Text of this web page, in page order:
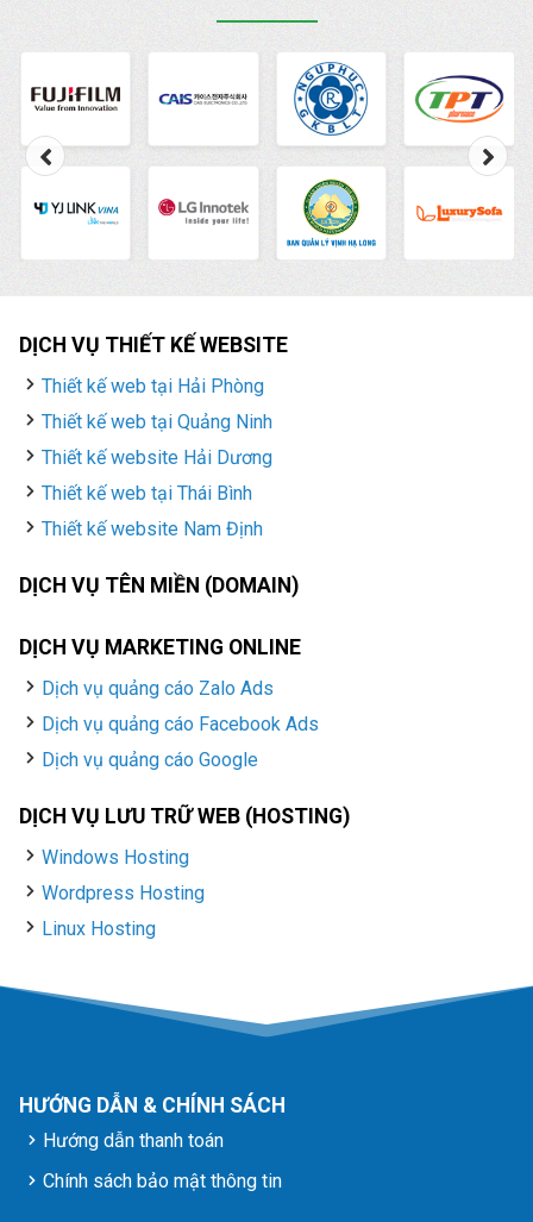
DỊCH VỤ THIẾT KẾ WEBSITE
Thiết kế web tại Hải Phòng
Thiết kế web tại Quảng Ninh
Thiết kế website Hải Dương
Thiết kế web tại Thái Bình
Thiết kế website Nam Định
DỊCH VỤ TÊN MIỀN (DOMAIN)
DỊCH VỤ MARKETING ONLINE
Dịch vụ quảng cáo Zalo Ads
Dịch vụ quảng cáo Facebook Ads
Dịch vụ quảng cáo Google
DỊCH VỤ LƯU TRỮ WEB (HOSTING)
Windows Hosting
Wordpress Hosting
Linux Hosting
HƯỚNG DẪN & CHÍNH SÁCH
Hướng dẫn thanh toán
Chính sách bảo mật thông tin